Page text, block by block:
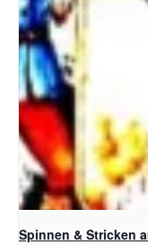
Spinnen & Stricken